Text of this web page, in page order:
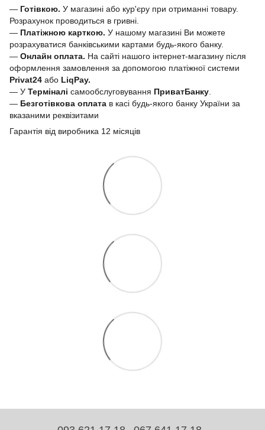
— Готівкою. У магазині або кур'єру при отриманні товару.
Розрахунок проводиться в гривні.
— Платіжною карткою. У нашому магазині Ви можете
розрахуватися банківськими картами будь-якого банку.
— Онлайн оплата. На сайті нашого інтернет-магазину після
оформлення замовлення за допомогою платіжної системи
Privat24 або LiqPay.
— У Терміналі самообслуговування ПриватБанку
— Безготівкова оплата в касі будь-якого банку України за
вказаними реквізитами
Гарантія від виробника 12 місяців